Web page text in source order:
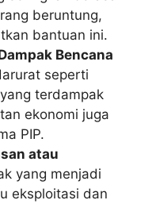
beruntung,
bantuan ini.
Bencana
seperti
terdampak
ekonomi juga
PIP.
atau
yang menjadi
eksploitasi dan